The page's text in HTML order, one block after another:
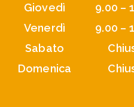
Giovedì
9.00 –
Venerdì
9.00 –
Sabato
Domenica